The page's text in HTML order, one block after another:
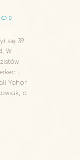
0
się 39.
W
i
Yahor
a